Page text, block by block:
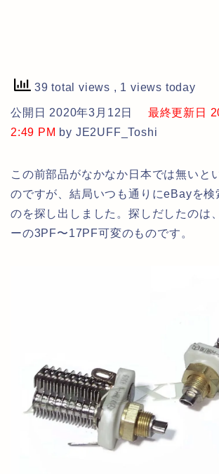
39 total views , 1 views today
公開日 2020年3月12日
最終更新日
2:49 PM by JE2UFF_Toshi
この前部品がなかなか日本では無いと
のですが、結局いつも通りにeBayを検
のを探し出しました。探しだしたのは
ーの3PF〜17PF可変のものです。